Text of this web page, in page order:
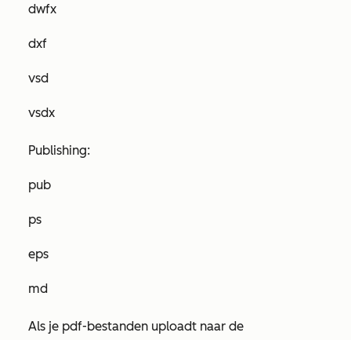
dwfx
dxf
vsd
vsdx
Publishing:
pub
ps
eps
md
Als je pdf-bestanden uploadt naar de